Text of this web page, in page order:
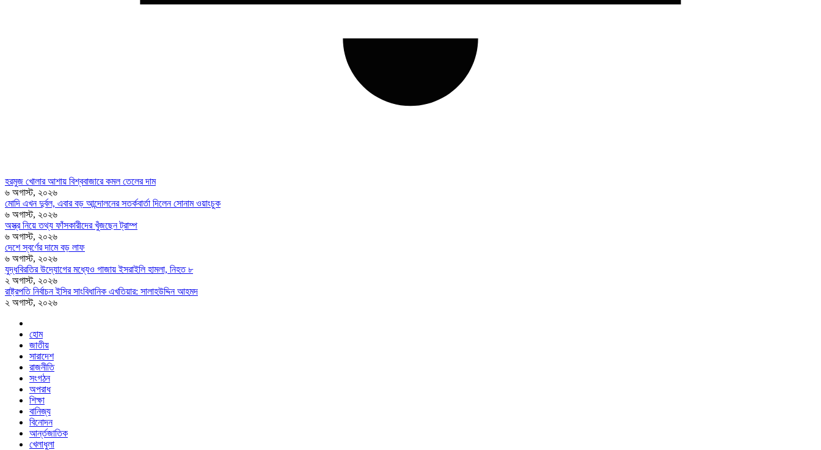
হরমুজ খোলার আশায় বিশ্ববাজারে কমল তেলের দাম
৬ অগাস্ট, ২০২৬
মোদি এখন দুর্বল, এবার বড় আন্দোলনের সতর্কবার্তা দিলেন সোনাম ওয়াংচুক
৬ অগাস্ট, ২০২৬
অস্ত্র নিয়ে তথ্য ফাঁসকারীদের খুঁজছেন ট্রাম্প
৬ অগাস্ট, ২০২৬
দেশে স্বর্ণের দামে বড় লাফ
৬ অগাস্ট, ২০২৬
যুদ্ধবিরতির উদ্যোগের মধ্যেও গাজায় ইসরাইলি হামলা, নিহত ৮
২ অগাস্ট, ২০২৬
রাষ্ট্রপতি নির্বাচন ইসির সাংবিধানিক এখতিয়ার: সালাহউদ্দিন আহমদ
২ অগাস্ট, ২০২৬
হোম
জাতীয়
সারাদেশ
রাজনীতি
সংগঠন
অপরাধ
শিক্ষা
বানিজ্য
বিনোদন
আর্ন্তজাতিক
খেলাধুলা